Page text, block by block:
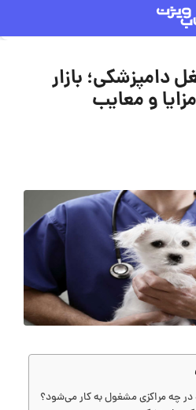
دامپزشکی؛ بازار
و معایب
چه مراکزی مشغول به کار می‌شود؟